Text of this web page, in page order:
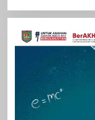
Pemutar
Video